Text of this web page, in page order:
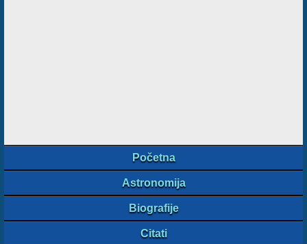
Početna
Astronomija
Biografije
Citati